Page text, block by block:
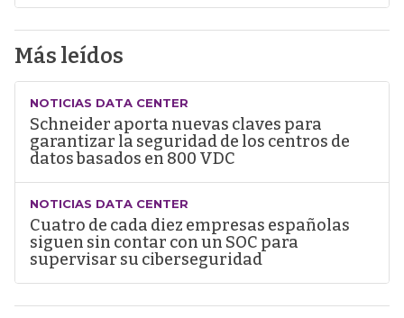
Más leídos
NOTICIAS DATA CENTER
Schneider aporta nuevas claves para
garantizar la seguridad de los centros de
datos basados en 800 VDC
NOTICIAS DATA CENTER
Cuatro de cada diez empresas españolas
siguen sin contar con un SOC para
supervisar su ciberseguridad